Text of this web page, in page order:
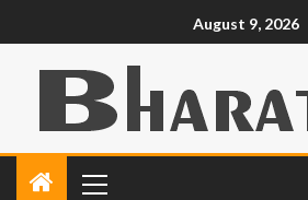
August 9, 2026